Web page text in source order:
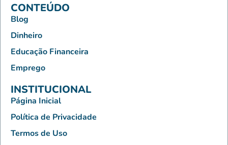
CONTEÚDO
Blog
Dinheiro
Educação Financeira
Emprego
INSTITUCIONAL
Página Inicial
Política de Privacidade
Termos de Uso